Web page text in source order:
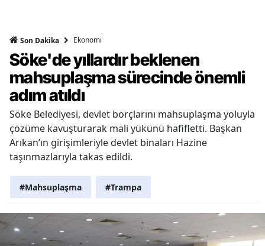
Son Dakika Ekonomi
Söke'de yıllardır beklenen
mahsuplaşma sürecinde önemli
adım atıldı
Söke Belediyesi, devlet borçlarını mahsuplaşma yoluyla
çözüme kavuşturarak mali yükünü hafifletti. Başkan
Arıkan’ın girişimleriyle devlet binaları Hazine
taşınmazlarıyla takas edildi.
#Mahsuplaşma #Trampa